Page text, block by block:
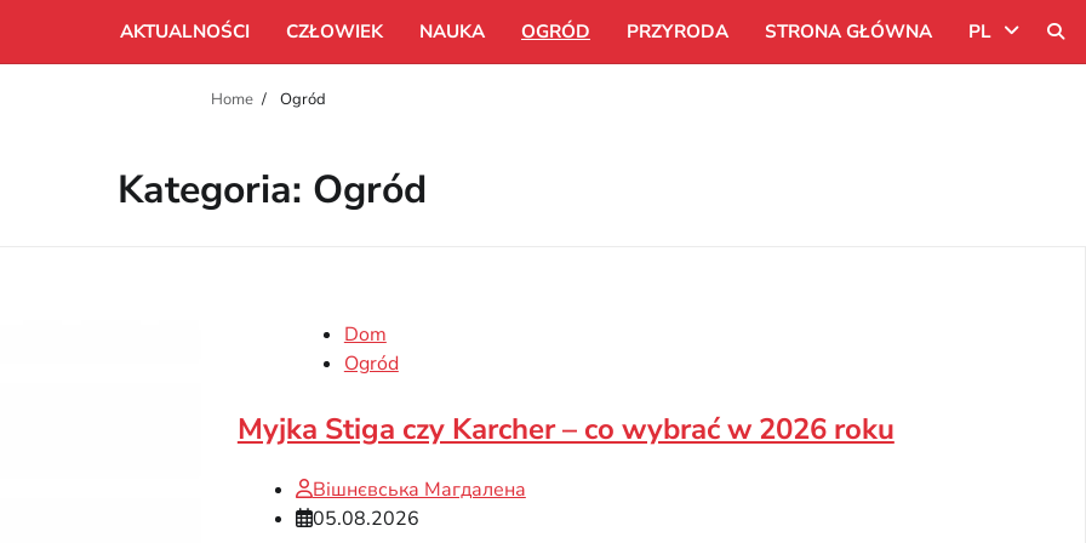
AKTUALNOŚCI CZŁOWIEK NAUKA OGRÓD PRZYRODA STRONA GŁÓWNA PL
Home Ogród
Kategoria: Ogród
Dom
Ogród
Myjka Stiga czy Karcher – co wybrać w 2026 roku
Вішнєвська Магдалена
05.08.2026